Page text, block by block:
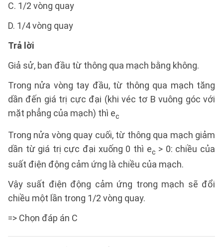
C. 1/2 vòng quay
D. 1/4 vòng quay
Trả lời
Giả sử, ban đầu từ thông qua mạch bằng không.
Trong nửa vòng tay đầu, từ thông qua mạch tăng
dần đến giá trị cực đại (khi véc tơ B vuông góc với
mặt phẳng của mạch) thì ec
Trong nửa vòng quay cuối, từ thông qua mạch giảm
dần từ giá trị cực đại xuống 0 thì ec > 0: chiều của
suất điện động cảm ứng là chiều của mạch.
Vậy suất điện động cảm ứng trong mạch sẽ đổi
chiều một lần trong 1/2 vòng quay.
=> Chọn đáp án C